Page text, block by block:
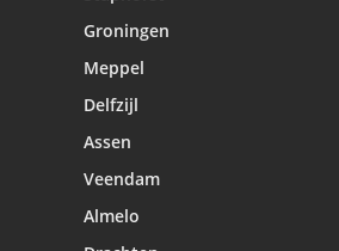
Groningen
Meppel
Delfzijl
Assen
Veendam
Almelo